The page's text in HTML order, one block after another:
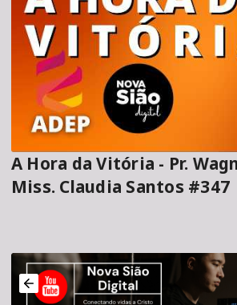
A Hora da Vitória - Pr. Wagner Santos e
Miss. Claudia Santos #347